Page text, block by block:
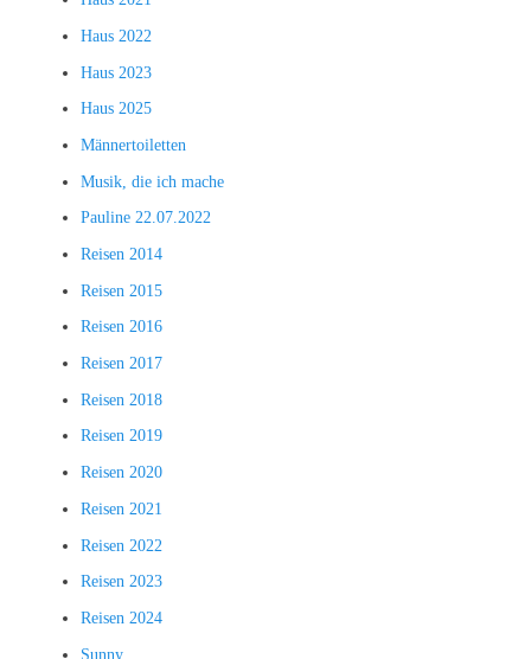
Haus 2022
Haus 2023
Haus 2025
Männertoiletten
Musik, die ich mache
Pauline 22.07.2022
Reisen 2014
Reisen 2015
Reisen 2016
Reisen 2017
Reisen 2018
Reisen 2019
Reisen 2020
Reisen 2021
Reisen 2022
Reisen 2023
Reisen 2024
Sunny